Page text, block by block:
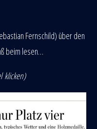
Fernschild) über den
beim lesen…
klicken)